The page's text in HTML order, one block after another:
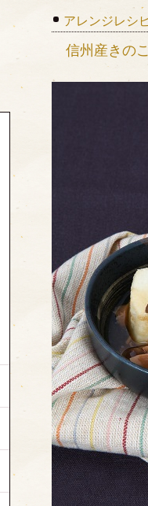
アレンジレシ
信州産きの